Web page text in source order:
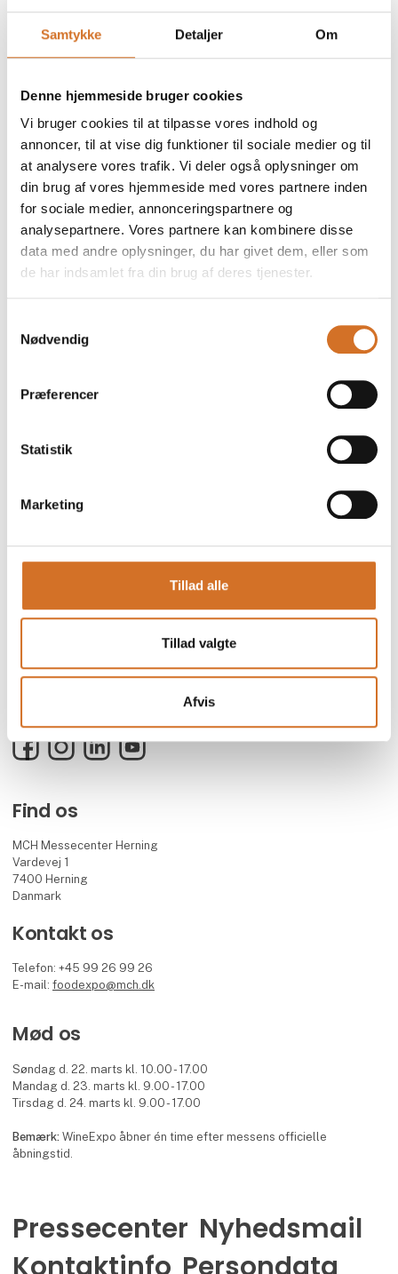
Samtykke Detaljer Om
Denne hjemmeside bruger cookies
Vi bruger cookies til at tilpasse vores indhold og
annoncer, til at vise dig funktioner til sociale medier og til
at analysere vores trafik. Vi deler også oplysninger om
din brug af vores hjemmeside med vores partnere inden
for sociale medier, annonceringspartnere og
analysepartnere. Vores partnere kan kombinere disse
data med andre oplysninger, du har givet dem, eller som
de har indsamlet fra din brug af deres tjenester.
Nødvendig
Præferencer
Statistik
Marketing
Tillad alle
Tillad valgte
Afvis
Speaker
​Rasmus Bredahl
Madkonsulenten
Smagesession
23. marts 2026
kl. 12:00- 12:25
Foodexpo er Nordens største fødevaremesse og branchens faglige
mødested for både besøgende og udstillere.
Messen arrangeres i samarbejde med 13 toneangivende
restaurant og detail, og har eksisteret siden 2004.
FacebookInstagramLinkedInYouTube
Find os
MCH Messecenter Herning
Vardevej 1
7400 Herning
Danmark
Kontakt os
Telefon: +45 99 26 99 26
E-mail:foodexpo@mch.dk
Mød os
Søndag d. 22. marts kl. 10.00 - 17.00
Mandag d. 23. marts kl. 9.00 - 17.00
Tirsdag d. 24. marts kl. 9.00 - 17.00
Bemærk:WineExpo åbner én time efter messens officielle
åbningstid.
Pressecenter Nyhedsmail
Kontaktinfo Persondata